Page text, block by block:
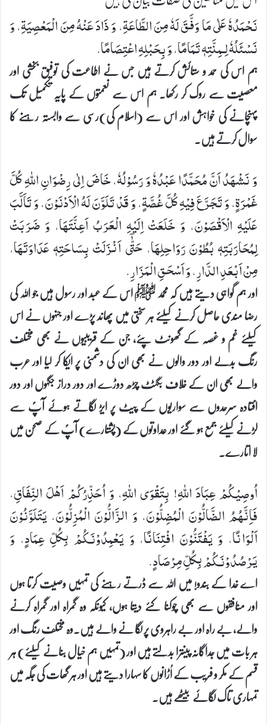
نَحْمَدُهٗ عَلٰی مَا وَفَّقَ لَهٗ مِنَ الطَّاعَةِ، وَ ذَادَ عَنْهُ مِنَ الْمَعْصِیَةِ، وَ
نَسْئَلُهٗ لِـمِنَّتِهٖ تَمَامًا، وَ بِحَبْلِهِ اعْتِصَامًا.
ہم اس کی حمد و ستائش کرتے ہیں جس نے اطاعت کی توفیق بخشی اور
معصیت سے روک کر رکھا۔ ہم اس سے نعمتوں کے پایہ تکمیل تک
پہنچانے کی خواہش اور اس سے (اسلام کی)رسی سے وابستہ رہنے کا
سوال کرتے ہیں۔
وَ نَشْهَدُ اَنَّ مُحَمَّدًا عَبْدُهٗ وَ رَسُوْلُهٗ، خَاضَ اِلٰی رِضْوَانِ اللهِ كُلَّ
غَمْرَةٍ، وَ تَجَرَّعَ فِیْهِ كُلَّ غُصَّةٍ، وَ قَدْ تَلَوَّنَ لَهُ الْاَدْنَوْنَ، وَ تَاَلَّبَ
عَلَیْهِ الْاَقْصَوْنَ، وَ خَلَعَتْ اِلَیْهِ الْعَرَبُ اَعِنَّتَهَا، وَ ضَرَبَتْ
لِمُحَارَبَتِهٖ بُطُوْنَ رَوَاحِلِهَا، حَتّٰۤی اَنْزَلَتْ بِسَاحَتِهٖ عَدَاوَتَهَا،
مِنْ اَبْعَدِ الدَّارِ، وَ اَسْحَقِ الْمَزَارِ.
اور ہم گواہی دیتے ہیں کہ محمد ﷺ اس کے عبد اور رسول ہیں جو اللہ کی
رضا مندی حاصل کرنے کیلئے ہر سختی میں پھاند پڑے اور جنہوں نے اس
کیلئے غم و غصہ کے گھونٹ پئے، جن کے قریبیوں نے بھی مختلف
رنگ بدلے اور دور والوں نے بھی ان کی دشمنی پر ایکا کر لیا اور عرب
والے بھی ان کے خلاف بگٹٹ چڑھ دوڑے اور دور دراز جگہوں اور دور
افتادہ سرحدوں سے سواریوں کے پیٹ پر ایڑ لگاتے ہوئے آپؐ سے
لڑنے کیلئے جمع ہو گئے اور عداوتوں کے (پشتارے) آپؐ کے صحن میں
لا اتارے۔
اُوصِیْكُمْ عِبَادَ اللهِ! بِتَقْوَی اللهِ، وَ اُحَذِّرُكُمْ اَهْلَ النِّفَاقِ،
فَاِنَّهُمُ الضَّالُّوْنَ الْمُضِلُّوْنَ، وَ الزَّالُّوْنَ الْمُزِلُّوْنَ، یَتَلَوَّنُوْنَ
اَلْوَانًا، وَ یَفْتَنُّوْنَ افْتِنَانًا، وَ یَعْمِدُوْنَكُمْ بِكُلِّ عِمَادٍ، وَ
یَرْصُدُوْنَكُمْ بِكُلِّ مِرْصَادٍ.
اے خدا کے بندو! میں اللہ سے ڈرتے رہنے کی تمہیں وصیت کرتا ہوں
اور منافقوں سے بھی چوکنا کئے دیتا ہوں، کیونکہ وہ گمراہ اور گمراہ کرنے
والے، بے راہ اور بے راہروی پر لگا نے والے ہیں۔وہ مختلف رنگ اور
ہر بات میں جداگانہ پینترا بدلتے ہیں اور (تمہیں ہم خیال بنانے کیلئے) ہر
قسم کے مکر و فریب کے اُڑانوں کا سہارا دیتے ہیں اور ہر گھات کی جگہ میں
تمہاری تاک لگائے بیٹھے ہیں۔